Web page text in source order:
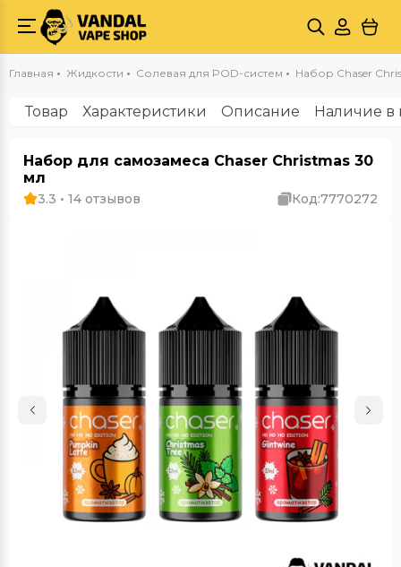
Главная Жидкости Солевая для POD-систем Набор Chaser
Товар Характеристики Описание Наличие в
Набор для самозамеса Chaser Christmas 30
мл
3.3 • 14 отзывов Код:7770272